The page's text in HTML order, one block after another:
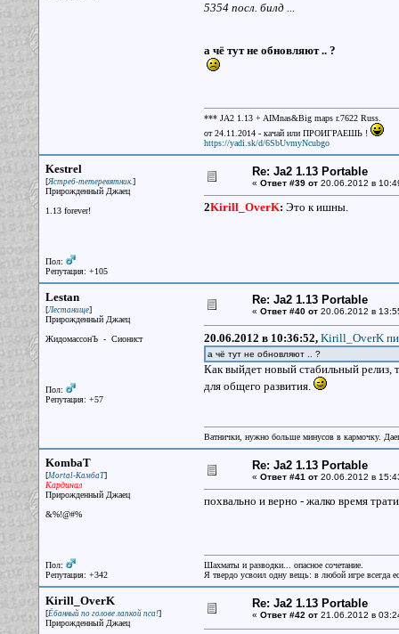
5354 посл. билд ...
а чё тут не обновляют .. ?
*** JA2 1.13 + AIMnas&Big maps r.7622 Russ.
от 24.11.2014 - качай или ПРОИГРАЕШЬ !
https://yadi.sk/d/6SbUvmyNcubgo
Kestrel
[Ястреб-тетеревятник.]
Прирожденный Джаец
1.13 forever!
Пол:
Репутация: +105
Re: Ja2 1.13 Portable
« Ответ #39 от20.06.2012 в
2Kirill_OverK: Это к ишны.
Lestan
[Лестанище]
Прирожденный Джаец
ЖидомассонЪ - Сионист
Пол:
Репутация: +57
Re: Ja2 1.13 Portable
« Ответ #40 от20.06.2012 в
20.06.2012 в 10:36:52, Kirill_OverK
а чё тут не обновляют .. ?
Как выйдет новый стабильный релиз,
для общего развития.
Ватнички, нужно больше минусов в кармочку.
KombaT
[Mortal-КамбаТ]
Кардинал
Прирожденный Джаец
&%!@#%
Пол:
Репутация: +342
Re: Ja2 1.13 Portable
« Ответ #41 от20.06.2012 в
похвально и верно - жалко время
Шахматы и разводки... опасное сочетание.
Я твердо усвоил одну вещь: в любой игре всегда
Kirill_OverK
[Ёбанный по голове лапкой пса!]
Прирожденный Джаец
Re: Ja2 1.13 Portable
« Ответ #42 от21.06.2012 в